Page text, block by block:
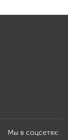
Мы в соцсетях: